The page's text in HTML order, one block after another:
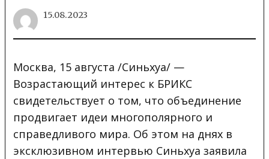
15.08.2023
Москва, 15 августа /Синьхуа/ —
Возрастающий интерес к БРИКС
свидетельствует о том, что объединение
продвигает идеи многополярного и
справедливого мира. Об этом на днях в
эксклюзивном интервью Синьхуа заявила